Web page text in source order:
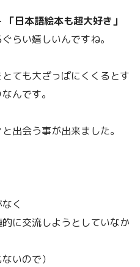
日本語絵本も超大好き」
らい嬉しいんですね。
ても大ざっぱにくくるとす
んです。
出会う事が出来ました。
く
に交流しようとしていなか
いので）